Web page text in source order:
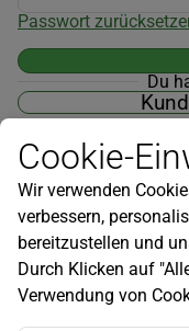
Passwort
Du
Newsletter
Infos zu neuen
unserem Newsletter!
Cookie-
Wir verwenden
verbessern,
bereitzustellen und
Durch Klicken auf
Verwendung von